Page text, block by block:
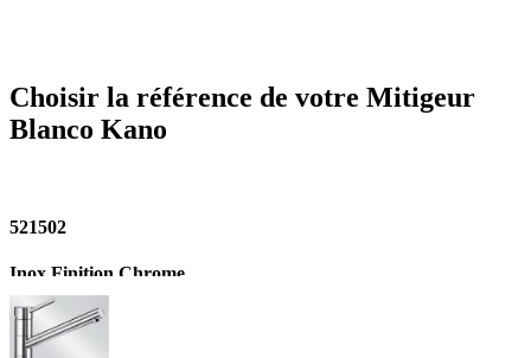
Choisir la référence de votre Mitigeur
Blanco Kano
521502
Inox Finition Chrome
Inox Surface Métallique lisse